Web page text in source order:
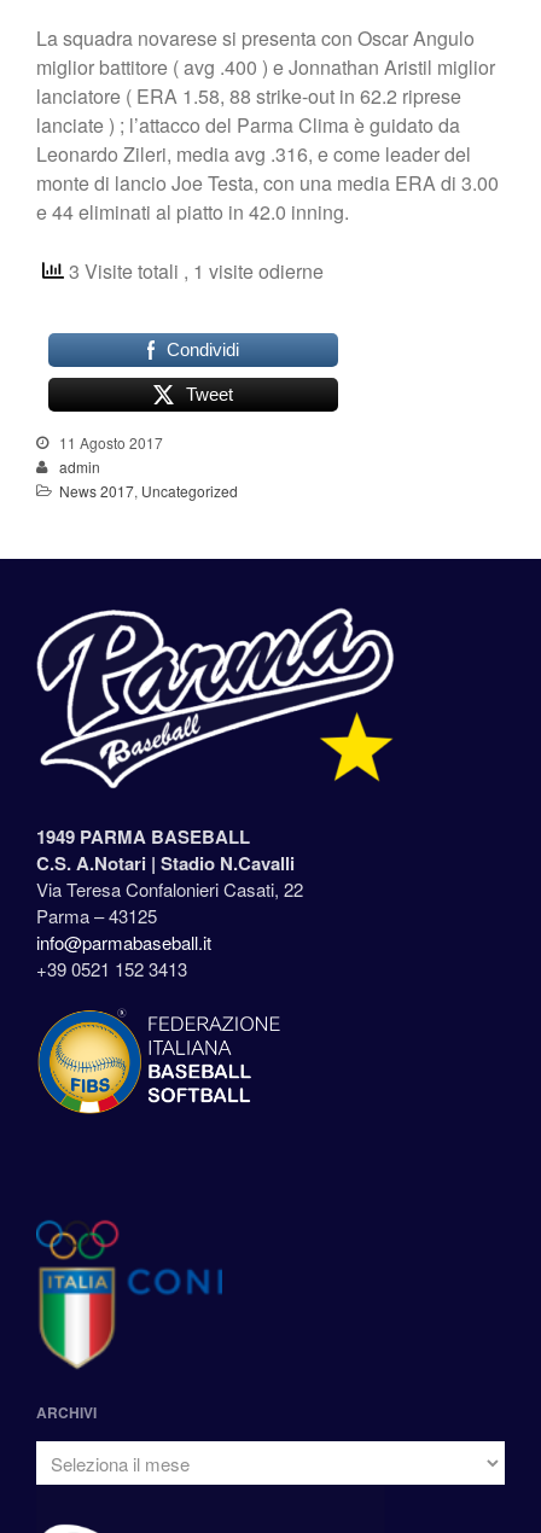
La squadra novarese si presenta con Oscar Angulo
miglior battitore ( avg .400 ) e Jonnathan Aristil miglior
lanciatore ( ERA 1.58, 88 strike-out in 62.2 riprese
lanciate ) ; l’attacco del Parma Clima è guidato da
Leonardo Zileri, media avg .316, e come leader del
monte di lancio Joe Testa, con una media ERA di 3.00
e 44 eliminati al piatto in 42.0 inning.
3 Visite totali , 1 visite odierne
Condividi
Tweet
11 Agosto 2017
admin
News 2017, Uncategorized
1949 PARMA BASEBALL
C.S. A.Notari | Stadio N.Cavalli
Via Teresa Confalonieri Casati, 22
Parma – 43125
info@parmabaseball.it
+39 0521 152 3413
ARCHIVI